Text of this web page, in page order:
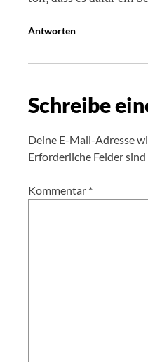
Antworten
Schreibe
Deine E-Mail-Adresse
Erforderliche Felder
Kommentar *